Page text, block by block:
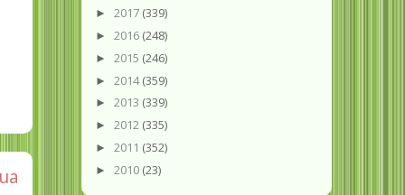
► 2017 (339)
► 2016 (248)
► 2015 (246)
► 2014(359)
► 2013 (339)
► 2012 (335)
► 2011 (352)
► 2010 (23)